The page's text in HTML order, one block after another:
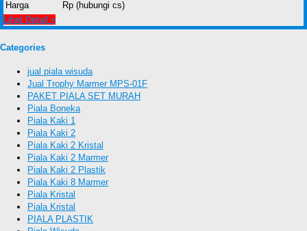
Harga
Rp (hubungi cs)
Lihat Detail »
Categories
jual piala wisuda
Jual Trophy Marmer MPS-01F
PAKET PIALA SET MURAH
Piala Boneka
Piala Kaki 1
Piala Kaki 2
Piala Kaki 2 Kristal
Piala Kaki 2 Marmer
Piala Kaki 2 Plastik
Piala Kaki 8 Marmer
Piala Kristal
Piala Kristal
PIALA PLASTIK